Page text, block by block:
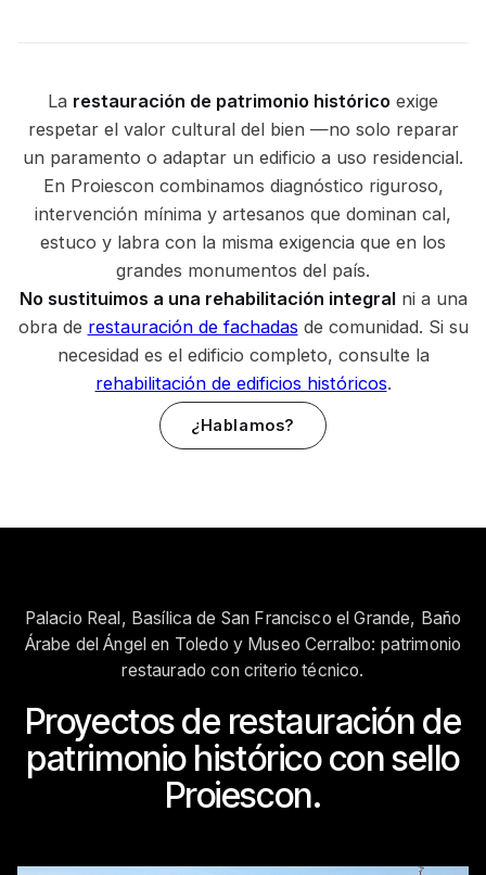
La restauración de patrimonio histórico exige
respetar el valor cultural del bien —no solo reparar
un paramento o adaptar un edificio a uso residencial.
En Proiescon combinamos diagnóstico riguroso,
intervención mínima y artesanos que dominan cal,
estuco y labra con la misma exigencia que en los
grandes monumentos del país.
No sustituimos a una rehabilitación integralni a una
obra de restauración de fachadas de comunidad. Si su
necesidad es el edificio completo, consulte la
rehabilitación de edificios históricos.
¿Hablamos?
Palacio Real, Basílica de San Francisco el Grande, Baño
Árabe del Ángel en Toledo y Museo Cerralbo: patrimonio
restaurado con criterio técnico.
Proyectos de restauración de
patrimonio histórico con sello
Proiescon.